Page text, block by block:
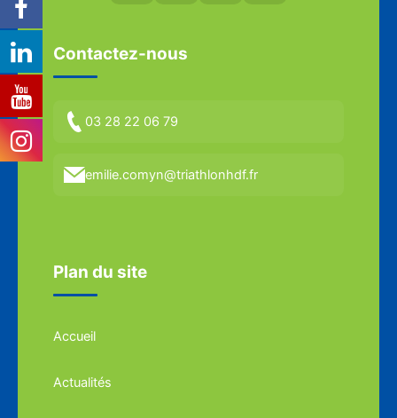
Contactez-nous
03 28 22 06 79
emilie.comyn@triathlonhdf.fr
Plan du site
Accueil
Actualités